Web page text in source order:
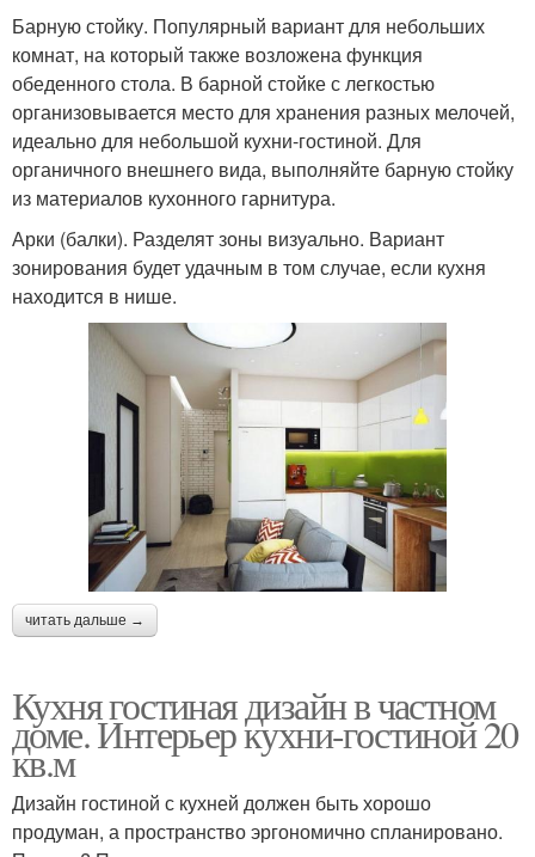
Барную стойку. Популярный вариант для небольших
комнат, на который также возложена функция
обеденного стола. В барной стойке с легкостью
организовывается место для хранения разных мелочей,
идеально для небольшой кухни-гостиной. Для
органичного внешнего вида, выполняйте барную стойку
из материалов кухонного гарнитура.
Арки (балки). Разделят зоны визуально. Вариант
зонирования будет удачным в том случае, если кухня
находится в нише.
читать дальше →
Кухня гостиная дизайн в частном
доме. Интерьер кухни-гостиной 20
кв.м
Дизайн гостиной с кухней должен быть хорошо
продуман, а пространство эргономично спланировано.